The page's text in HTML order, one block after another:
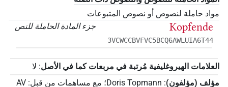
مواد حاملة لنصوص أو نصوص المتبوعات
جزء المادة الحاملة للنص
Kopfende
3VCWCCBVFVC5BCQ6AWLUIA6T44
العلامات الهيروغليفية مُرتبة في مربعات كما في الأصل: لا
مؤلف (مؤلفون):
Doris Topmann؛ مع مساهمات من قبل:
AV